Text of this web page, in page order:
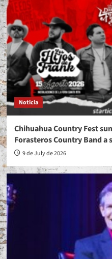
Noticia
Chihuahua Country Fest
Forasteros Country Band a
9 de July de 2026